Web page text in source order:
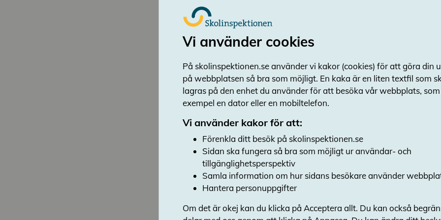
med förebyggande och främjande insatser
trygghet och trivsel – det är en satsning på
ge alla elever möjlighet att lyckas i skolan
individer.
Syfte och
Syftet är att granska kvaliteten i skolors
positivt skolklimat och elevernas sociala
Skolinspektionens kvalitetskriterier. Följande
besvaras:
I vilken utsträckning arbetar lärare och
att främja ett positivt skolklimat?
I vilken utsträckning arbetar rektorn
positivt skolklimat?
Granskningen och bedömningarna görs i
Vi använder cookies
På skolinspektionen.se använder vi kakor (cookies) för att göra din
på webbplatsen så bra som möjligt. En kaka är en liten textfil som
lagras på den enhet du använder för att besöka vår webbplats,
exempel en dator eller en mobiltelefon.
Vi använder kakor för att:
Förenkla ditt besök på skolinspektionen.se
Sidan ska fungera så bra som möjligt ur användar- och
tillgänglighetsperspektiv
Samla information om hur sidans besökare använder
Hantera personuppgifter
Om det är okej kan du klicka på Acceptera allt. Du kan också